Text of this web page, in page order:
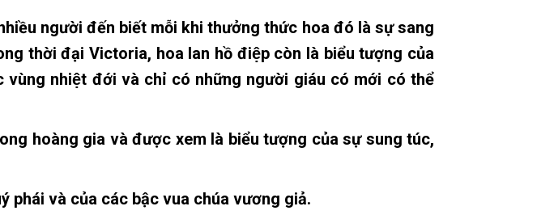
người đến biết mỗi khi thưởng thức hoa đó là sự sang
thời đại Victoria, hoa lan hồ điệp còn là biểu tượng của
nhiệt đới và chỉ có những người giáu có mới có thể
hoàng gia và được xem là biểu tượng của sự sung túc,
phái và của các bậc vua chúa vương giả.